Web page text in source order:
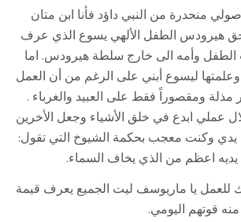
منحدرة من النبي داؤد فأنا ابن متان
هيرودس الطفل الألهي يسوع الذي عرف
الطفل وأمه الى خارج سلطة هيرودس. اما
ليسوع أبني على الرغم من أن العمل
مذلة ومقصوراً فقط على العبيد والغرباء .
عملي ابدع في خلق الأشياء وجعل الأخرين
وكنت معجب بحكمة الشيوخ التي تقول:
اعظم من الذي يخاف السماء.
للعمل يا ماريوسف ليت الجميع يعرف قيمة
قوتهم اليومي.